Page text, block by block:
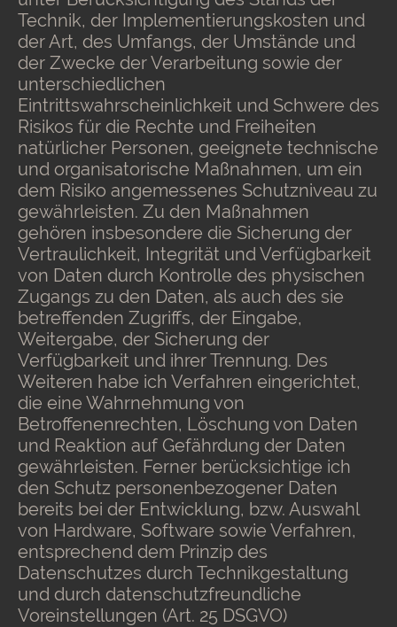
Technik, der Implementierungskosten und
der Art, des Umfangs, der Umstände und
der Zwecke der Verarbeitung sowie der
unterschiedlichen
Eintrittswahrscheinlichkeit und Schwere des
Risikos für die Rechte und Freiheiten
natürlicher Personen, geeignete technische
und organisatorische Maßnahmen, um ein
dem Risiko angemessenes Schutzniveau zu
gewährleisten. Zu den Maßnahmen
gehören insbesondere die Sicherung der
Vertraulichkeit, Integrität und Verfügbarkeit
von Daten durch Kontrolle des physischen
Zugangs zu den Daten, als auch des sie
betreffenden Zugriffs, der Eingabe,
Weitergabe, der Sicherung der
Verfügbarkeit und ihrer Trennung. Des
Weiteren habe ich Verfahren eingerichtet,
die eine Wahrnehmung von
Betroffenenrechten, Löschung von Daten
und Reaktion auf Gefährdung der Daten
gewährleisten. Ferner berücksichtige ich
den Schutz personenbezogener Daten
bereits bei der Entwicklung, bzw. Auswahl
von Hardware, Software sowie Verfahren,
entsprechend dem Prinzip des
Datenschutzes durch Technikgestaltung
und durch datenschutzfreundliche
Voreinstellungen (Art. 25 DSGVO)